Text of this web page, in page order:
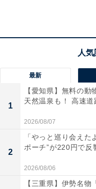
「ほんと、笑えるくら
掛けることになってい
た夜は成田空港の近く
テルの部屋でバスロー
瞬間、妻が『は？ 何
は喉乾いてるんだか
買ってきてよ』って、
たい声で言い放ったん
最新
1
【愛知県】無料の
天然温泉も！ 高速道
2026/08/07
2
「やっと巡り会えた
ポーチ”が220円で反
2026/08/06
【三重県】伊勢名